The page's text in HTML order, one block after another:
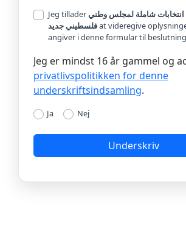
Jeg tilladerشاملة لمجلس وطني
فلسطيني جديدat videregive
angiver i denne formular til
Jeg er mindst 16 år gammel og
privatlivspolitikken for denne
underskriftsindsamling.
Ja Nej
Underskriv